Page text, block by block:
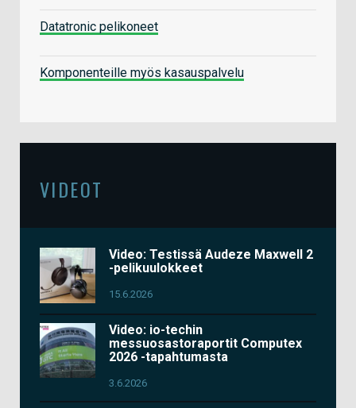
Datatronic pelikoneet
Komponenteille myös kasauspalvelu
VIDEOT
Video: Testissä Audeze Maxwell 2
-pelikuulokkeet
15.6.2026
Video: io-techin
messuosastoraportit Computex
2026 -tapahtumasta
3.6.2026